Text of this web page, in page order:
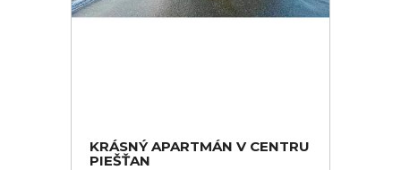
KRÁSNÝ APARTMÁN V CENTRU
PIEŠŤAN